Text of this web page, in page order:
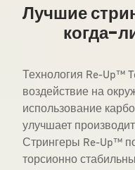
Лучшие
когда-
Технология Re-Up™
воздействие на
использование
улучшает
Стрингеры Re-Up™
торсионно